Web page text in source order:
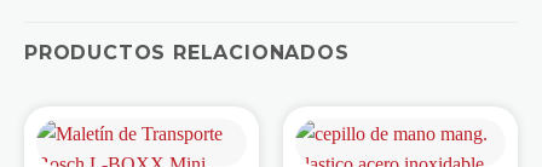
PRODUCTOS RELACIONADOS